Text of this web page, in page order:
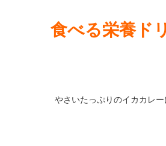
食べる栄養ド
やさいたっぷりのイカカレー